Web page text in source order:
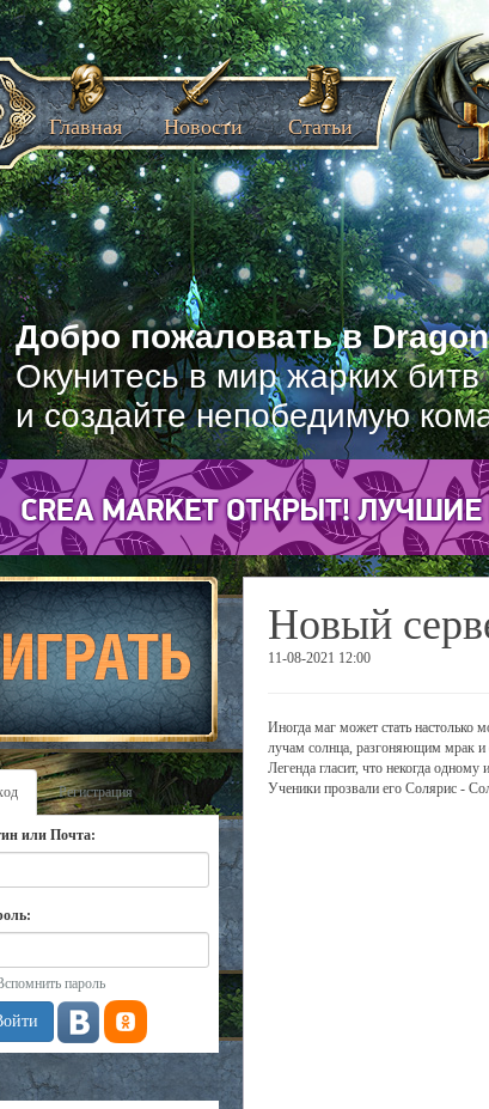
Добро пожаловать в
Окунитесь в мир жарких
и создайте непобедимую
Главная Новости Статьи
Регистрация
или Почта:
пароль
Новый
11-08-2021 12:00
Иногда маг может стать настолько
лучам солнца, разгоняющим мрак и
Легенда гласит, что некогда
Ученики прозвали его Солярис -